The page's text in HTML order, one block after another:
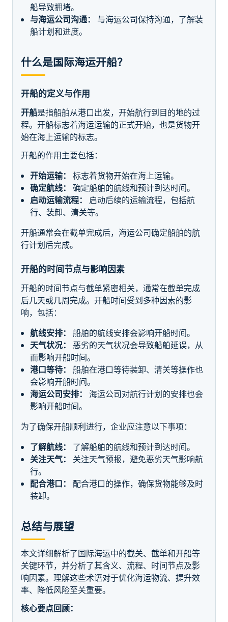
船导致拥堵。
与海运公司沟通：
与海运公司保持沟通，了解装
船计划和进度。
什么是国际海运开船？
开船的定义与作用
开船是指船舶从港口出发，开始航行到目的地的过
程。开船标志着海运运输的正式开始，也是货物开
始在海上运输的标志。
开船的作用主要包括：
开始运输：
标志着货物开始在海上运输。
确定航线：
确定船舶的航线和预计到达时间。
启动运输流程：
启动后续的运输流程，包括航
行、装卸、清关等。
开船通常会在截单完成后，海运公司确定船舶的航
行计划后完成。
开船的时间节点与影响因素
开船的时间节点与截单紧密相关，通常在截单完成
后几天或几周完成。开船时间受到多种因素的影
响，包括：
航线安排：
船舶的航线安排会影响开船时间。
天气状况：
恶劣的天气状况会导致船舶延误，从
而影响开船时间。
港口等待：
船舶在港口等待装卸、清关等操作也
会影响开船时间。
海运公司安排：
海运公司对航行计划的安排也会
影响开船时间。
为了确保开船顺利进行，企业应注意以下事项：
了解航线：
了解船舶的航线和预计到达时间。
关注天气：
关注天气预报，避免恶劣天气影响航
行。
配合港口：
配合港口的操作，确保货物能够及时
装卸。
总结与展望
本文详细解析了国际海运中的截关、截单和开船等
关键环节，并分析了其含义、流程、时间节点及影
响因素。理解这些术语对于优化海运物流、提升效
率、降低风险至关重要。
核心要点回顾：